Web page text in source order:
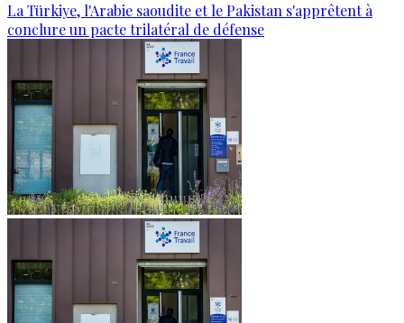
La Türkiye, l'Arabie saoudite et le Pakistan s'apprêtent à
conclure un pacte trilatéral de défense